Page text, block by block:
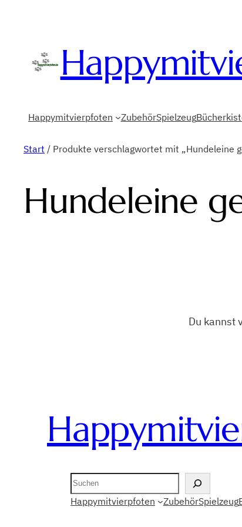
Happymitvierpfoten ZubehörSpielzeug
Start / Produkte verschlagwortet mit „Hundeleine
Hundeleine
Du kannst
Suchen
Happymitvierpfoten ZubehörSpielzeug